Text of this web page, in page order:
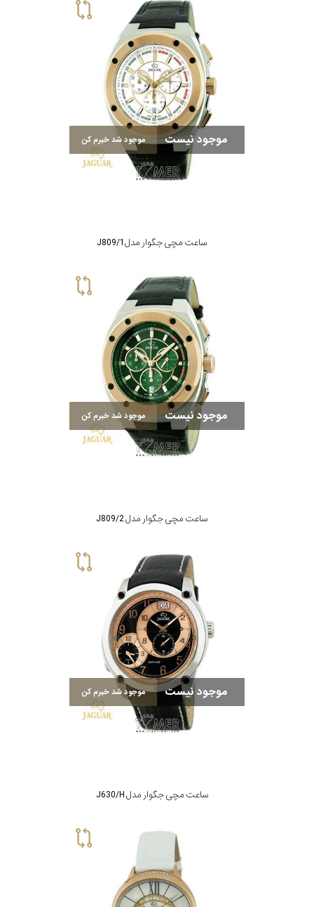
موجود نیست موجود شد خبرم کن
ساعت مچی جگوار مدل J809/1
موجود نیست موجود شد خبرم کن
ساعت مچی جگوار مدل J809/2
موجود نیست موجود شد خبرم کن
ساعت مچی جگوار مدل J630/H